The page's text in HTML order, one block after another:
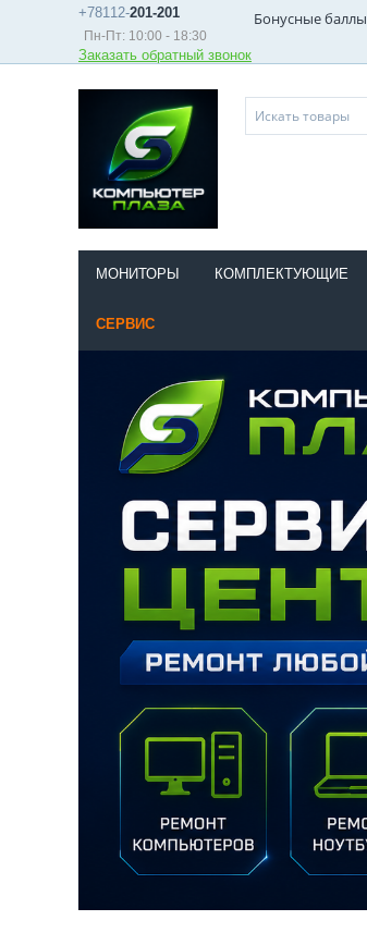
+78112-201-201
Пн-Пт: 10:00 - 18:30
Заказать обратный звонок
Бонусные баллы
МОНИТОРЫ КОМПЛЕКТУЮЩИЕ
СЕРВИС